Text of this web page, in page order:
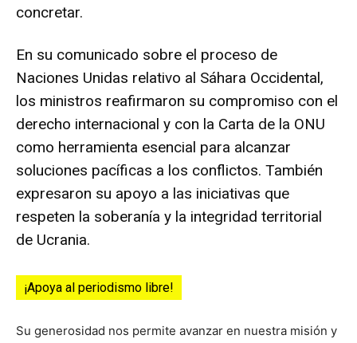
concretar.
En su comunicado sobre el proceso de
Naciones Unidas relativo al Sáhara Occidental,
los ministros reafirmaron su compromiso con el
derecho internacional y con la Carta de la ONU
como herramienta esencial para alcanzar
soluciones pacíficas a los conflictos. También
expresaron su apoyo a las iniciativas que
respeten la soberanía y la integridad territorial
de Ucrania.
¡Apoya al periodismo libre!
Su generosidad nos permite avanzar en nuestra misión y